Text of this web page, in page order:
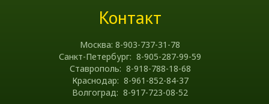
Контакт
Москва: 8-903-737-31-78
Санкт-Петербург: 8-905-287-99-59
Ставрополь: 8-918-788-18-68
Краснодар: 8-961-852-84-37
Волгоград: 8-917-723-08-52